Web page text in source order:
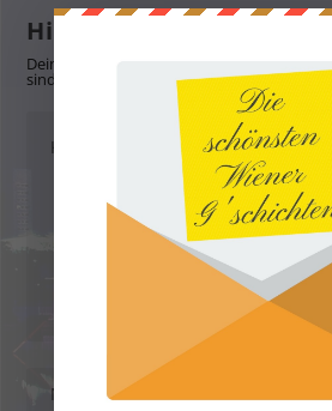
Hinterlasse eine Antwort
Deine E-Mail-Adresse wird nicht
sind mit